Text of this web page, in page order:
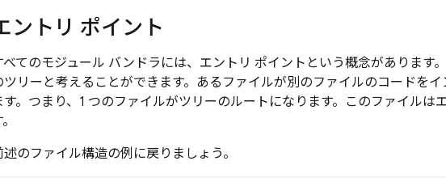
ントリ ポイント
べてのモジュール バンドラには、エントリ ポイントという概念があります
ツリーと考えることができます。あるファイルが別のファイルのコードを
す。つまり、1 つのファイルがツリーのルートになります。このファイルは
述のファイル構造の例に戻りましょう。